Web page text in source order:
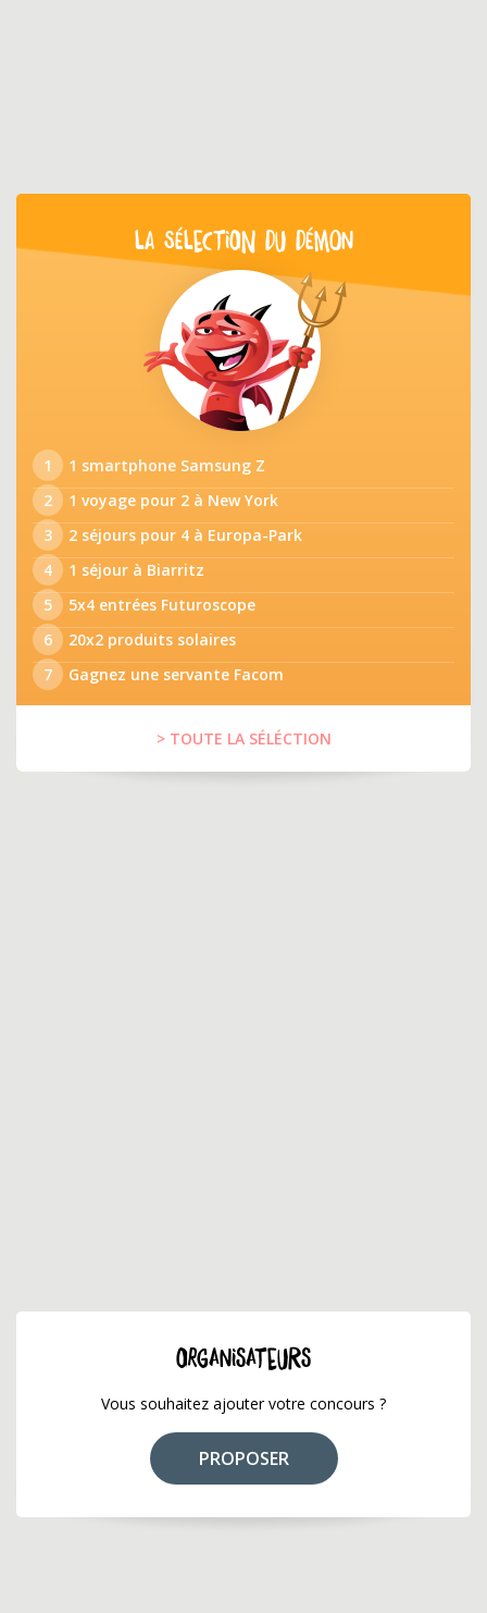
LA SÉLECTION DU DÉMON
1
1 smartphone Samsung Z
2
1 voyage pour 2 à New York
3
2 séjours pour 4 à Europa-Park
4
1 séjour à Biarritz
5
5x4 entrées Futuroscope
6
20x2 produits solaires
7
Gagnez une servante Facom
> TOUTE LA SÉLÉCTION
ORGANISATEURS
Vous souhaitez ajouter votre concours ?
PROPOSER